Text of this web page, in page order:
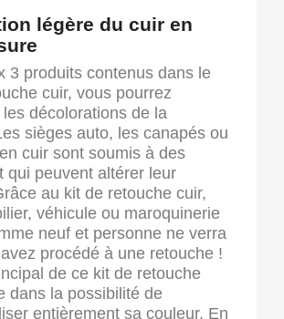
légère du cuir en
3 produits contenus dans le
cuir, vous pourrez
décolorations de la
sièges auto, les canapés ou
cuir sont soumis à des
qui peuvent altérer leur
au kit de retouche cuir,
véhicule ou maroquinerie
neuf et personne ne verra
procédé à une retouche !
de ce kit de retouche
dans la possibilité de
entièrement sa couleur. En